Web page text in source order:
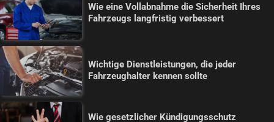
Wie eine Vollabnahme die Sicherheit Ihres
Fahrzeugs langfristig verbessert
Wichtige Dienstleistungen, die jeder
Fahrzeughalter kennen sollte
Wie gesetzlicher Kündigungsschutz